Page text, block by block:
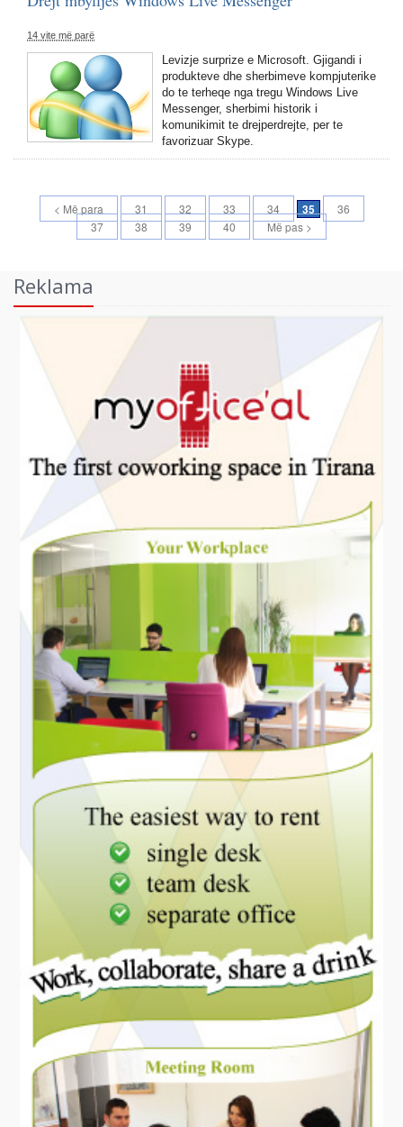
14 vite më parë
Levizje surprize e Microsoft. Gjigandi i
produkteve dhe sherbimeve kompjuterike
do te terheqe nga tregu Windows Live
Messenger, sherbimi historik i
komunikimit te drejperdrejte, per te
favorizuar Skype.
< Më para 31 32 33 34 35
36
37
38 39 40 Më pas >
Reklama